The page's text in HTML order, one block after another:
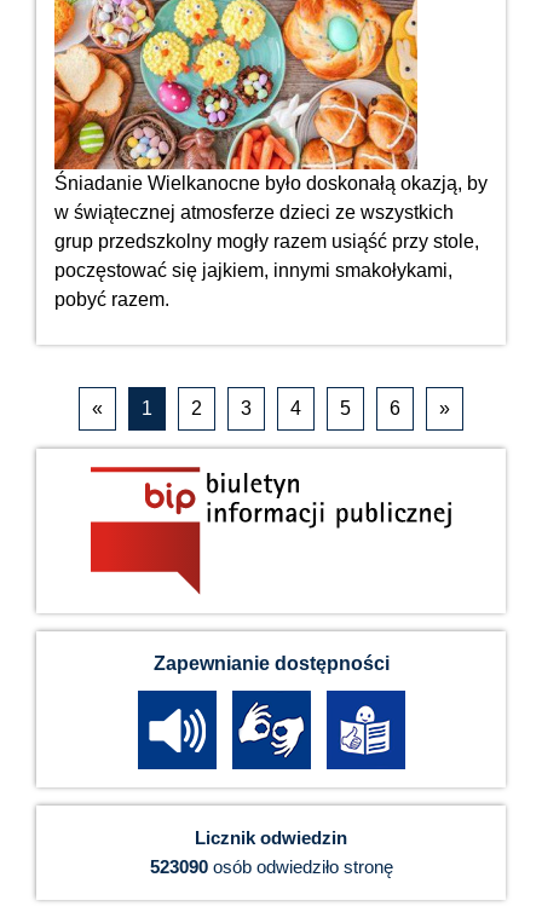
Zapewnianie dostępności
Licznik odwiedzin
523090osób odwiedziło stronę
Śniadanie Wielkanocne było doskonałą okazją, by
w świątecznej atmosferze dzieci ze wszystkich
grup przedszkolny mogły razem usiąść przy stole,
poczęstować się jajkiem, innymi smakołykami,
pobyć razem.
« 1 2 3 4 5 6 »